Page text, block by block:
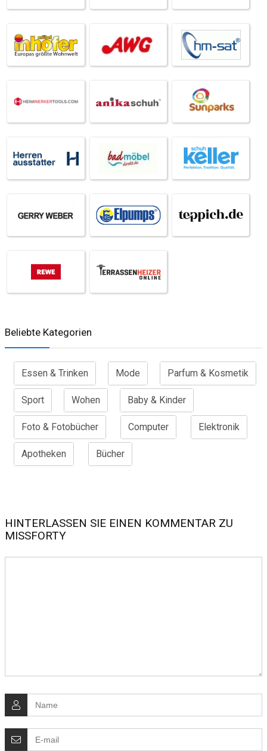
Beliebte Kategorien
Essen & Trinken Mode Parfum & Kosmetik
Sport Wohen Baby & Kinder
Foto & Fotobücher Computer Elektronik
Apotheken Bücher
HINTERLASSEN SIE EINEN KOMMENTAR ZU
MISSFORTY